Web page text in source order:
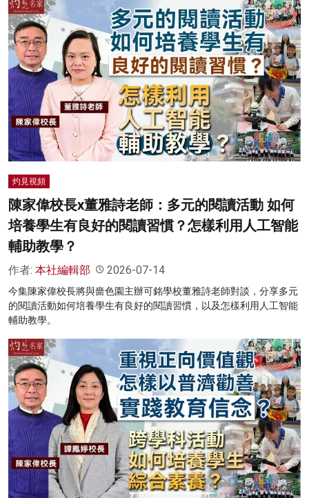
灼見視頻
陳家偉校長x董雅詩老師：多元的閱讀活動 如何
培養學生有良好的閱讀習慣？怎樣利用人工智能
輔助教學？
作者: 本社編輯部 2026-07-14
今集陳家偉校長將與嗇色園主辦可銘學校董雅詩老師對談，分享多元
的閱讀活動如何培養學生有良好的閱讀習慣，以及怎樣利用人工智能
輔助教學。